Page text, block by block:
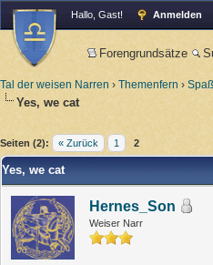
Hallo, Gast! Anmelden
Forengrundsätze
Tal der weisen Narren › Themenfern ›
Yes, we cat
Seiten (2): « Zurück 1 2
Yes, we cat
Hernes_Son
Weiser Narr